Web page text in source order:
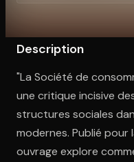
Description
"La Société de
une critique incisive
structures sociales
modernes. Publié pour
ouvrage explore